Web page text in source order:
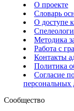
О проекте
Словарь
О доступе
Методика
Работа с
Контакты
Политика
Согласие
персональных
Сообщество